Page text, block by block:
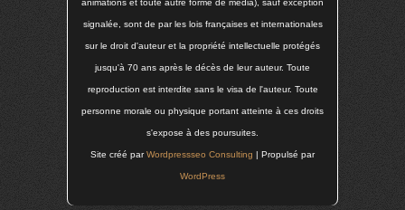
animations et toute autre forme de média), sauf exception
signalée, sont de par les lois françaises et internationales
sur le droit d'auteur et la propriété intellectuelle protégés
jusqu'à 70 ans après le décès de leur auteur. Toute
reproduction est interdite sans le visa de l'auteur. Toute
personne morale ou physique portant atteinte à ces droits
s'expose à des poursuites.
Site créé parWordpressseo Consulting | Propulsé par
WordPress